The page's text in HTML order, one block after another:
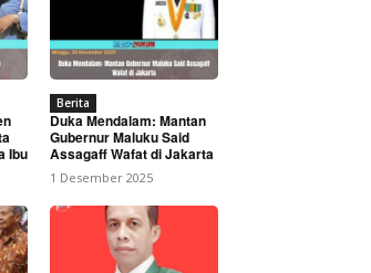
Ibu
Berita
Duka Mendalam: Mantan
Gubernur Maluku Said
Assagaff Wafat di Jakarta
1 Desember 2025